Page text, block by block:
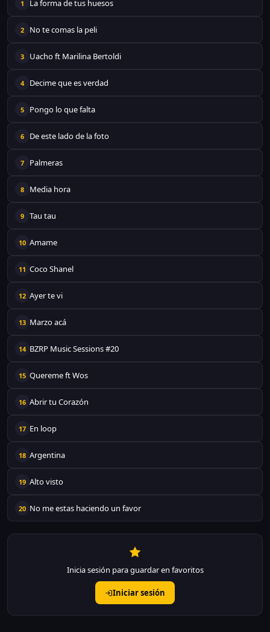
1 La forma de tus huesos
2 No te comas la peli
3 Uacho ft Marilina Bertoldi
4 Decime que es verdad
5 Pongo lo que falta
6 De este lado de la foto
7 Palmeras
8 Media hora
9 Tau tau
10 Amame
11 Coco Shanel
12 Ayer te vi
13 Marzo acá
14 BZRP Music Sessions #20
15 Quereme ft Wos
16 Abrir tu Corazón
17 En loop
18 Argentina
19 Alto visto
20 No me estas haciendo un favor
Inicia sesión para guardar en favoritos
Iniciar sesión